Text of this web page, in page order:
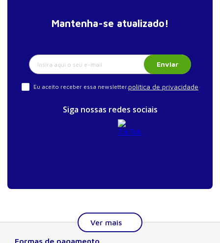
Mantenha-se atualizado!
Enviar
Eu aceito receber essa newsletter.política de privacidade
Siga nossas redes sociais
Formas de pagamento